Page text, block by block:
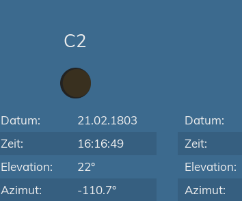
C2
Datum:
21.02.1803
Zeit:
16:16:49
Elevation:
22°
Azimut:
-110.7°
Datum:
Zeit:
Elevation:
Azimut: